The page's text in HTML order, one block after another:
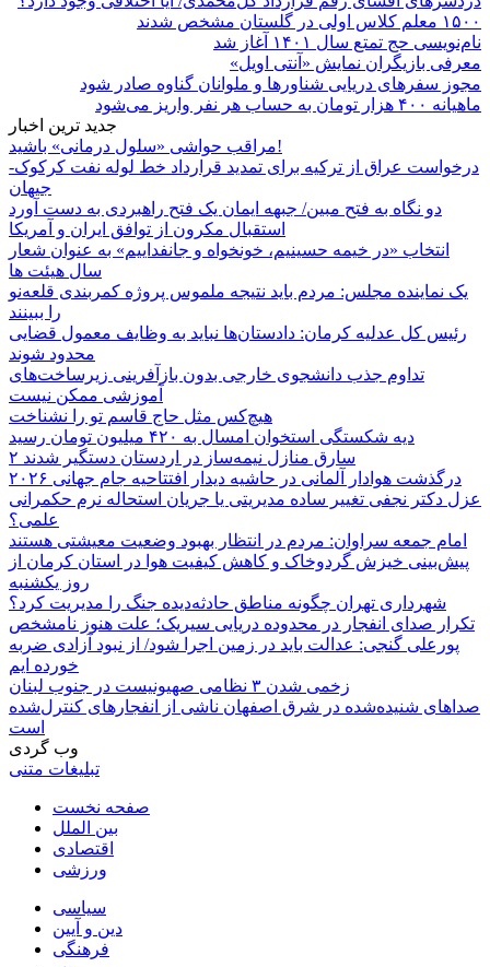
۱۵۰۰ معلم کلاس اولی در گلستان مشخص شدند
نام‌نویسی حج تمتع سال ۱۴۰۱ آغاز شد
معرفی بازیگران نمایش «آنتی اویل»
مجوز سفرهای دریایی شناورها و ملوانان گناوه صادر شود
ماهیانه ۴۰۰ هزار تومان به حساب هر نفر واریز می‌شود
جدید ترین اخبار
مراقب حواشی «سلول درمانی» باشید!
درخواست عراق از ترکیه برای تمدید قرارداد خط لوله نفت کرکوک-
جیهان
دو نگاه به فتح مبین/ جبهه ایمان یک فتح راهبردی به دست آورد
استقبال مکرون از توافق ایران و آمریکا
انتخاب «در خیمه حسینیم، خونخواه و جانفداییم» به عنوان شعار
سال هیئت ها
یک نماینده مجلس: مردم باید نتیجه ملموس پروژه کمربندی قلعه‌نو
را ببینند
رئیس کل عدلیه کرمان: دادستان‌ها نباید به وظایف معمول قضایی
محدود شوند
تداوم جذب دانشجوی خارجی بدون بازآفرینی زیرساخت‌های
آموزشی ممکن نیست
هیچ‌کس مثل حاج قاسم تو را نشناخت
دیه شکستگی استخوان امسال به ۴۲۰ میلیون تومان رسید
۲ سارق منازل نیمه‌ساز در اردستان دستگیر شدند
درگذشت هوادار آلمانی در حاشیه دیدار افتتاحیه جام جهانی ۲۰۲۶
عزل دکتر نجفی تغییر ساده مدیریتی یا جریان استحاله نرم حکمرانی
علمی؟
امام جمعه سراوان: مردم در انتظار بهبود وضعیت معیشتی هستند
پیش‌بینی خیزش گردوخاک و کاهش کیفیت هوا در استان کرمان از
روز یکشنبه
شهرداری تهران چگونه مناطق حادثه‌دیده جنگ را مدیریت کرد؟
تکرار صدای انفجار در محدوده دریایی سیریک؛ علت هنوز نامشخص
پورعلی گنجی: عدالت باید در زمین اجرا شود/ از نبود آزادی ضربه
خورده ایم
زخمی شدن ۳ نظامی صهیونیست در جنوب لبنان
صداهای شنیده‌شده در شرق اصفهان ناشی از انفجارهای کنترل‌شده
است
وب گردی
تبلیغات متنی
صفحه نخست
بین الملل
اقتصادی
ورزشی
سیاسی
دین و آیین
فرهنگی